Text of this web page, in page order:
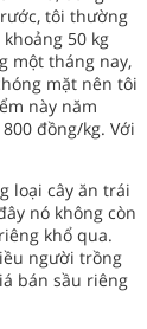
tôi thường
50 kg
một tháng nay,
mặt nên tôi
này năm
đồng/kg. Với
loại cây ăn trái
nó không còn
khổ qua.
người trồng
bán sầu riêng